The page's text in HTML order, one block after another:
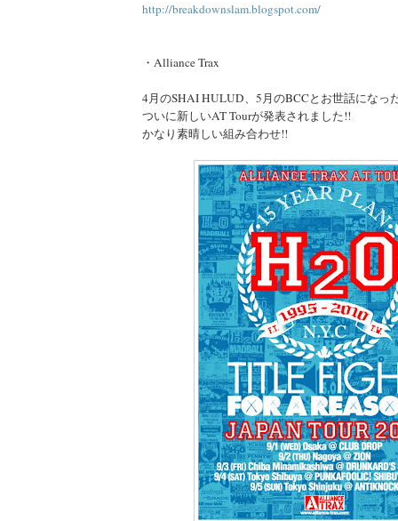
http://breakdownslam.blogspot.com/
・Alliance Trax
4月のSHAI HULUD、5月のBCCとお世話になっ
ついに新しいAT Tourが発表されました!!
かなり素晴しい組み合わせ!!